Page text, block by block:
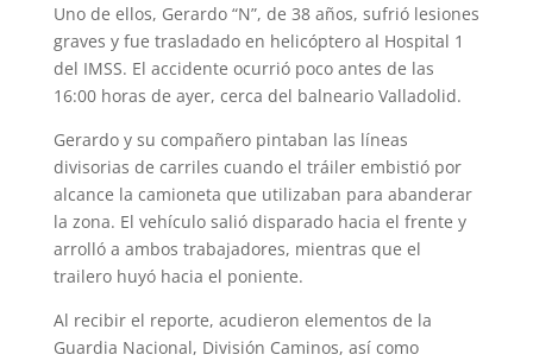
Uno de ellos, Gerardo “N”, de 38 años, sufrió lesiones
graves y fue trasladado en helicóptero al Hospital 1
del IMSS. El accidente ocurrió poco antes de las
16:00 horas de ayer, cerca del balneario Valladolid.
Gerardo y su compañero pintaban las líneas
divisorias de carriles cuando el tráiler embistió por
alcance la camioneta que utilizaban para abanderar
la zona. El vehículo salió disparado hacia el frente y
arrolló a ambos trabajadores, mientras que el
trailero huyó hacia el poniente.
Al recibir el reporte, acudieron elementos de la
Guardia Nacional, División Caminos, así como